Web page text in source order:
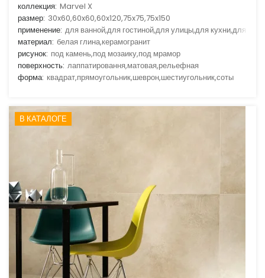
коллекция: Marvel X
размер: 30x60,60x60,60x120,75x75,75x150
применение: для ванной,для гостиной,для улицы,для кухни,для
материал: белая глина,керамогранит
рисунок: под камень,под мозаику,под мрамор
поверхность: лаппатировання,матовая,рельефная
форма: квадрат,прямоугольник,шеврон,шестиугольник,соты
В КАТАЛОГЕ